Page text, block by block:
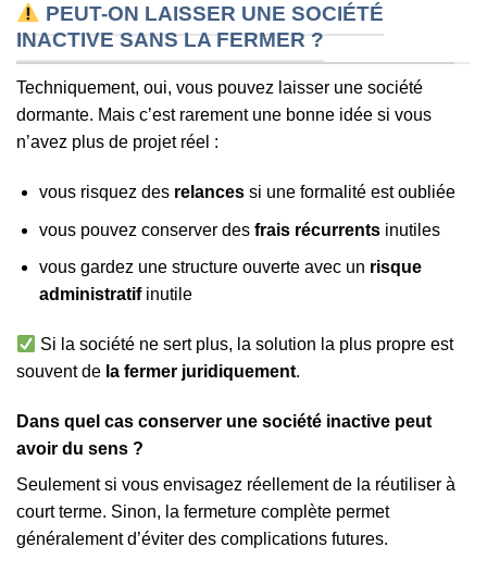
PEUT-ON LAISSER UNE SOCIÉTÉ
INACTIVE SANS LA FERMER ?
Techniquement, oui, vous pouvez laisser une société
dormante. Mais c’est rarement une bonne idée si vous
n’avez plus de projet réel :
vous risquez des relancessi une formalité est oubliée
vous pouvez conserver des frais récurrentsinutiles
vous gardez une structure ouverte avec un risque
administratifinutile
Si la société ne sert plus, la solution la plus propre est
souvent de la fermer juridiquement.
Dans quel cas conserver une société inactive peut
avoir du sens ?
Seulement si vous envisagez réellement de la réutiliser à
court terme. Sinon, la fermeture complète permet
généralement d’éviter des complications futures.